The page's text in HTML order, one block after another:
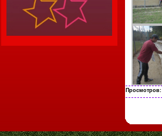
Просмотров: